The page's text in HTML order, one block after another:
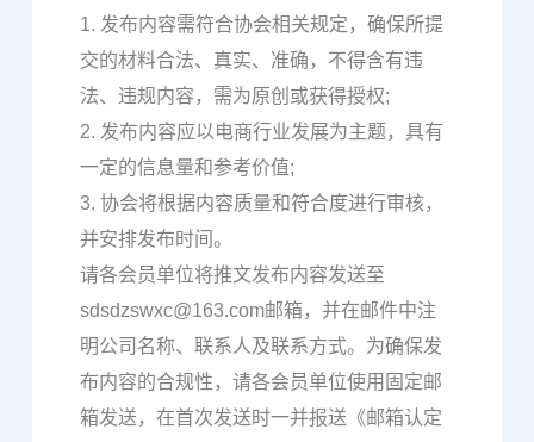
1. 发布内容需符合协会相关规定，确保所提
交的材料合法、真实、准确，不得含有违
法、违规内容，需为原创或获得授权;
2. 发布内容应以电商行业发展为主题，具有
一定的信息量和参考价值;
3. 协会将根据内容质量和符合度进行审核，
并安排发布时间。
请各会员单位将推文发布内容发送至
sdsdzswxc@163.com邮箱，并在邮件中注
明公司名称、联系人及联系方式。为确保发
布内容的合规性，请各会员单位使用固定邮
箱发送，在首次发送时一并报送《邮箱认定